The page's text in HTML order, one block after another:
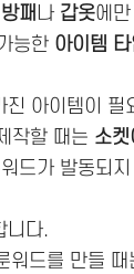
방패 나 갑옷에
능한 아이템 타
진 아이템이 필
작할 때는 소
드가 발동되
니다.
워드를 만들